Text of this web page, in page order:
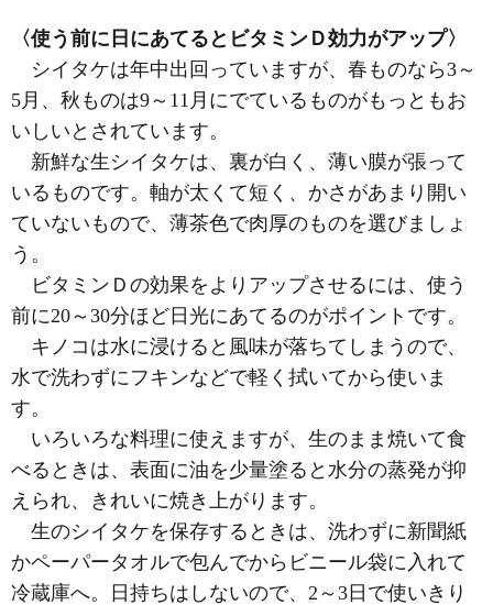
〈使う前に日にあてるとビタミンＤ効力がアップ〉
シイタケは年中出回っていますが、春ものなら3～
5月、秋ものは9～11月にでているものがもっともお
いしいとされています。
新鮮な生シイタケは、裏が白く、薄い膜が張って
いるものです。軸が太くて短く、かさがあまり開い
ていないもので、薄茶色で肉厚のものを選びましょ
う。
ビタミンＤの効果をよりアップさせるには、使う
前に20～30分ほど日光にあてるのがポイントです。
キノコは水に浸けると風味が落ちてしまうので、
水で洗わずにフキンなどで軽く拭いてから使いま
す。
いろいろな料理に使えますが、生のまま焼いて食
べるときは、表面に油を少量塗ると水分の蒸発が抑
えられ、きれいに焼き上がります。
生のシイタケを保存するときは、洗わずに新聞紙
かペーパータオルで包んでからビニール袋に入れて
冷蔵庫へ。日持ちはしないので、2～3日で使いきり